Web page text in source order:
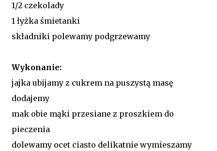
1/2 czekolady
1 łyżka śmietanki
składniki polewamy podgrzewamy
Wykonanie:
jajka ubijamy z cukrem na puszystą masę
dodajemy
mak obie mąki przesiane z proszkiem do
pieczenia
dolewamy ocet ciasto delikatnie wymieszamy